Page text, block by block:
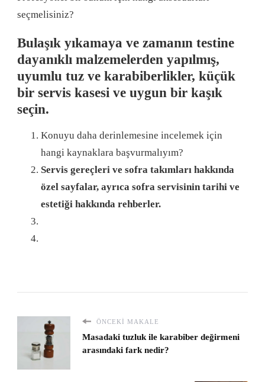
seçmelisiniz?
Bulaşık yıkamaya ve zamanın testine
dayanıklı malzemelerden yapılmış,
uyumlu tuz ve karabiberlikler, küçük
bir servis kasesi ve uygun bir kaşık
seçin.
Konuyu daha derinlemesine incelemek için
hangi kaynaklara başvurmalıyım?
Servis gereçleri ve sofra takımları hakkında
özel sayfalar, ayrıca sofra servisinin tarihi ve
estetiği hakkında rehberler.
ÖNCEKI MAKALE
Masadaki tuzluk ile karabiber değirmeni
arasındaki fark nedir?